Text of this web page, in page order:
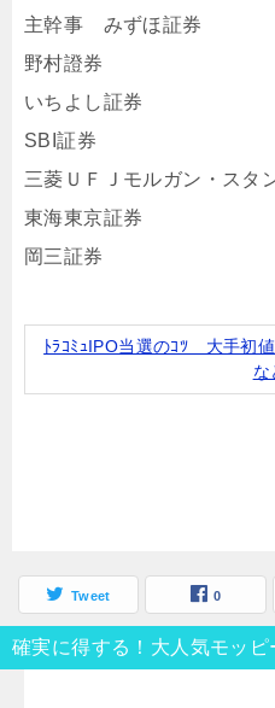
主幹事 みずほ証券
野村證券
いちよし証券
SBI証券
三菱ＵＦＪモルガン・スタ
東海東京証券
岡三証券
ﾄﾗｺﾐｭIPO当選のｺﾂ 大手
な
Tweet 0
確実に得する！大人気モッピ